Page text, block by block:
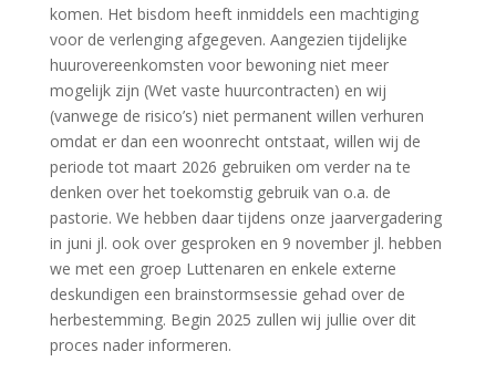
komen. Het bisdom heeft inmiddels een machtiging
voor de verlenging afgegeven. Aangezien tijdelijke
huurovereenkomsten voor bewoning niet meer
mogelijk zijn (Wet vaste huurcontracten) en wij
(vanwege de risico’s) niet permanent willen verhuren
omdat er dan een woonrecht ontstaat, willen wij de
periode tot maart 2026 gebruiken om verder na te
denken over het toekomstig gebruik van o.a. de
pastorie. We hebben daar tijdens onze jaarvergadering
in juni jl. ook over gesproken en 9 november jl. hebben
we met een groep Luttenaren en enkele externe
deskundigen een brainstormsessie gehad over de
herbestemming. Begin 2025 zullen wij jullie over dit
proces nader informeren.